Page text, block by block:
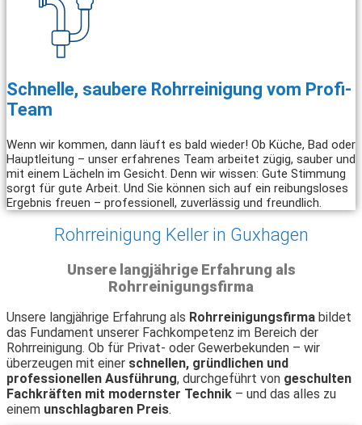
Schnelle, saubere Rohrreinigung vom Profi-
Team
Wenn wir kommen, dann läuft es bald wieder! Ob Küche, Bad oder
Hauptleitung – unser erfahrenes Team arbeitet zügig, sauber und
mit einem Lächeln im Gesicht. Denn wir wissen: Gute Stimmung
sorgt für gute Arbeit. Und Sie können sich auf ein reibungsloses
Ergebnis freuen – professionell, zuverlässig und freundlich.
Rohrreinigung Keller in Guxhagen
Unsere langjährige Erfahrung als
Rohrreinigungsfirma
Unsere langjährige Erfahrung als Rohrreinigungsfirma bildet
das Fundament unserer Fachkompetenz im Bereich der
Rohrreinigung. Ob für Privat- oder Gewerbekunden – wir
überzeugen mit einer schnellen, gründlichen und
professionellen Ausführung, durchgeführt von geschulten
Fachkräften mit modernster Technik – und das alles zu
einem unschlagbaren Preis.